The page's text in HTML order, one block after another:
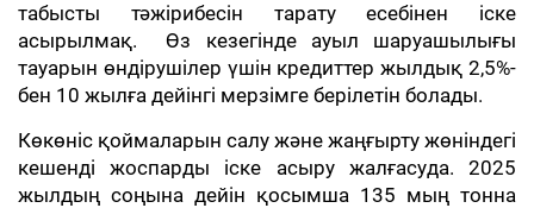
табысты тәжірибесін тарату есебінен іске
асырылмақ. Өз кезегінде ауыл шаруашылығы
тауарын өндірушілер үшін кредиттер жылдық 2,5%-
бен 10 жылға дейінгі мерзімге берілетін болады.
Көкөніс қоймаларын салу және жаңғырту жөніндегі
кешенді жоспарды іске асыру жалғасуда. 2025
жылдың соңына дейін қосымша 135 мың тонна